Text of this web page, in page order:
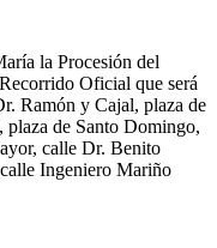
la Procesión del
Oficial que será
Ramón y Cajal, plaza de
de Santo Domingo,
calle Dr. Benito
Ingeniero Mariño